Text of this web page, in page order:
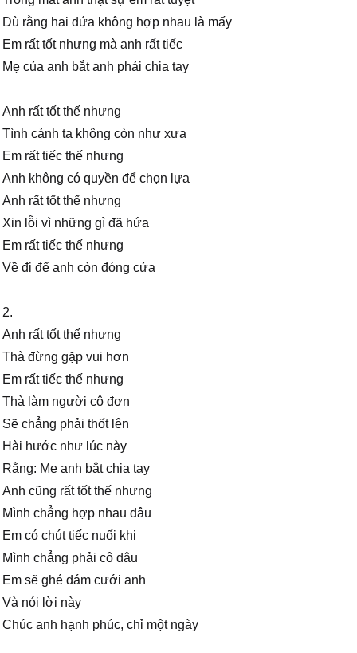
Dù rằng hai đứa không hợp nhau là mấy
Em rất tốt nhưng mà anh rất tiếc
Mẹ của anh bắt anh phải chia tay
Anh rất tốt thế nhưng
Tình cảnh ta không còn như xưa
Em rất tiếc thế nhưng
Anh không có quyền để chọn lựa
Anh rất tốt thế nhưng
Xin lỗi vì những gì đã hứa
Em rất tiếc thế nhưng
Về đi để anh còn đóng cửa
2.
Anh rất tốt thế nhưng
Thà đừng gặp vui hơn
Em rất tiếc thế nhưng
Thà làm người cô đơn
Sẽ chẳng phải thốt lên
Hài hước như lúc này
Rằng: Mẹ anh bắt chia tay
Anh cũng rất tốt thế nhưng
Mình chẳng hợp nhau đâu
Em có chút tiếc nuối khi
Mình chẳng phải cô dâu
Em sẽ ghé đám cưới anh
Và nói lời này
Chúc anh hạnh phúc, chỉ một ngày